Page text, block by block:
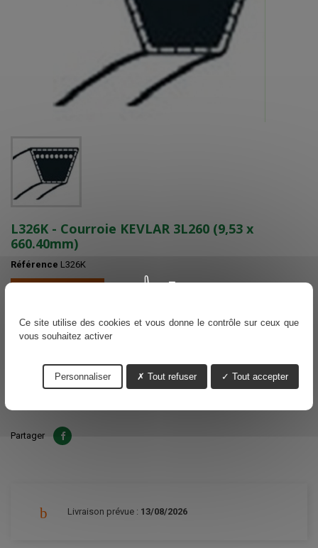
L326K - Courroie KEVLAR 3L260 (9,53 x
660.40mm)
Référence L326K
Voir nos délais de livraisons
12,48 €
Quantité  Ajouter au panier
Partager
Livraison prévue : 13/08/2026
Ce site utilise des cookies et vous donne le contrôle sur ceux que
vous souhaitez activer
Tout accepter
Tout refuser
Personnaliser